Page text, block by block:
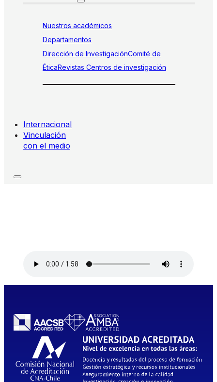
Nuestros académicos
Departamentos
Dirección de InvestigaciónComité de
ÉticaRevistas Centros de investigación
Internacional
Vinculación
con el medio